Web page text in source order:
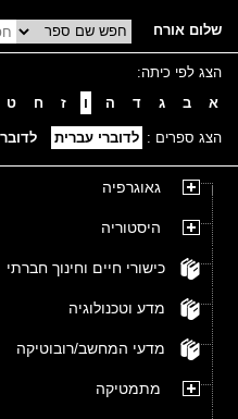
שלום אורח
הצג לפי כיתה:
א
ב ג ד ה ו ז ח ט
הצג ספרים : לדוברי עברית
גאוגרפיה
היסטוריה
כישורי חיים וחינוך חברתי
מדע וטכנולוגיה
מדעי המחשב/רובוטיקה
מתמטיקה